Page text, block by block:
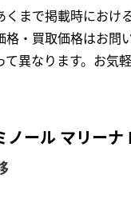
くまで掲載時におけ
格・買取価格はお問
て異なります。お気
ノール マリー